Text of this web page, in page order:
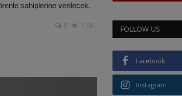
sahiplerine verilecek.
0 1.1B FOLLOW US
Facebook
Instagram